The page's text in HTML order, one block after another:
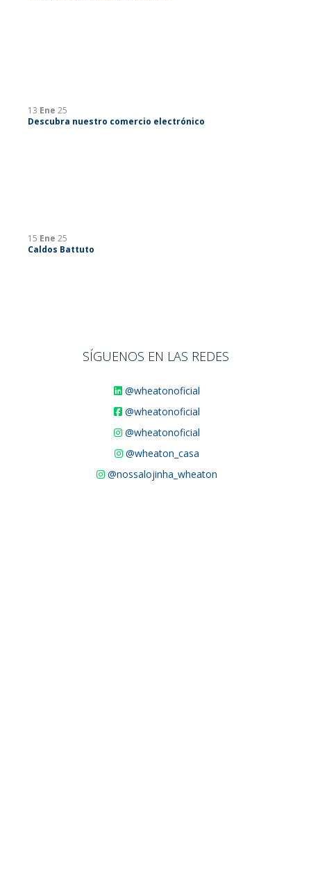
13 Ene 25
Descubra nuestro comercio electrónico
15 Ene 25
Caldos Battuto
SÍGUENOS EN LAS REDES
@wheatonoficial
@wheatonoficial
@wheatonoficial
@wheaton_casa
@nossalojinha_wheaton